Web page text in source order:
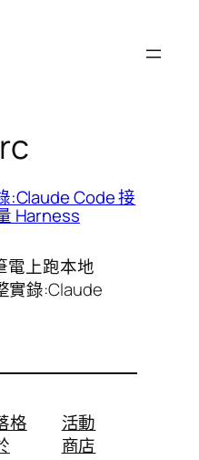
:Claude Code 接
Harness
電上跑本地
實錄:Claude
格
活動
商店